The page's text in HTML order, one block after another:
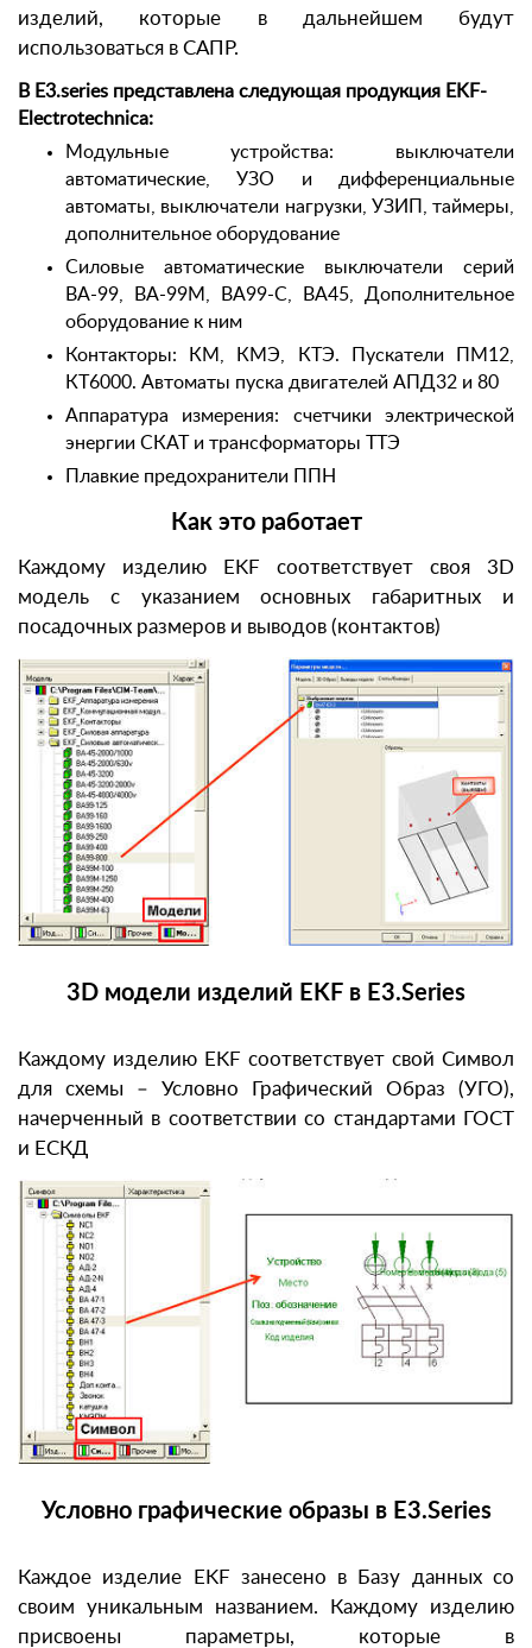
изделий, которые в дальнейшем будут
использоваться в САПР.
В E3.series представлена следующая продукция EKF-
Electrotechnica:
Модульные устройства: выключатели
автоматические, УЗО и дифференциальные
автоматы, выключатели нагрузки, УЗИП, таймеры,
дополнительное оборудование
Силовые автоматические выключатели серий
ВА-99, ВА-99М, ВА99-С, ВА45, Дополнительное
оборудование к ним
Контакторы: КМ, КМЭ, КТЭ. Пускатели ПМ12,
КТ6000. Автоматы пуска двигателей АПД32 и 80
Аппаратура измерения: счетчики электрической
энергии СКАТ и трансформаторы ТТЭ
Плавкие предохранители ППН
Как это работает
Каждому изделию EKF соответствует своя 3D
модель с указанием основных габаритных и
посадочных размеров и выводов (контактов)
3D модели изделий EKF в E3.Series
Каждому изделию EKF соответствует свой Символ
для схемы – Условно Графический Образ (УГО),
начерченный в соответствии со стандартами ГОСТ
и ЕСКД
Условно графические образы в E3.Series
Каждое изделие EKF занесено в Базу данных со
своим уникальным названием. Каждому изделию
присвоены параметры, которые в